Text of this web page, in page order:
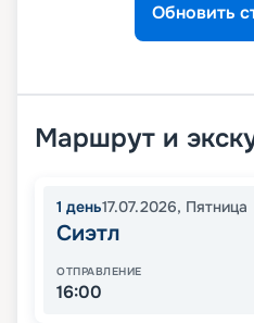
Обновить
Маршрут и
1 день17.07.2026, Пятница
Сиэтл
ОТПРАВЛЕНИЕ
16:00